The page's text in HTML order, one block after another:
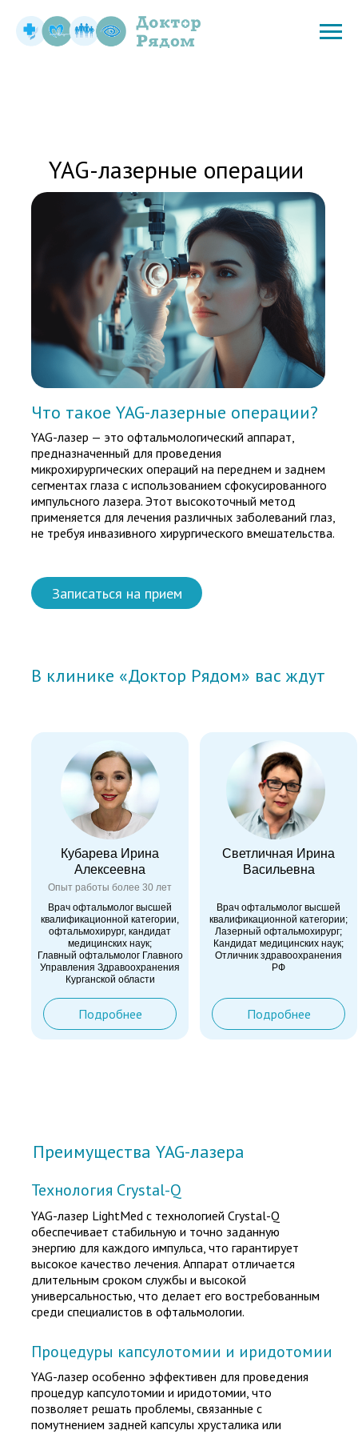
YAG-лазерные операции
В клинике «Доктор Рядом» вас ждут
YAG-лазер — это офтальмологический аппарат,
предназначенный для проведения
микрохирургических операций на переднем и заднем
сегментах глаза с использованием сфокусированного
импульсного лазера. Этот высокоточный метод
применяется для лечения различных заболеваний глаз,
не требуя инвазивного хирургического вмешательства.
Что такое YAG-лазерные операции?
Записаться на прием
Кубарева Ирина
Алексеевна
Врач офтальмолог высшей
квалификационной категории,
офтальмохирург, кандидат
медицинских наук;
Главный офтальмолог Главного
Управления Здравоохранения
Курганской области
Подробнее
Опыт работы более 30 лет
Светличная Ирина
Васильевна
Врач офтальмолог высшей
квалификационной категории;
Лазерный офтальмохирург;
Кандидат медицинских наук;
Отличник здравоохранения
РФ
Подробнее
Преимущества YAG-лазера
YAG-лазер LightMed с технологией Crystal-Q
обеспечивает стабильную и точно заданную
энергию для каждого импульса, что гарантирует
высокое качество лечения. Аппарат отличается
длительным сроком службы и высокой
универсальностью, что делает его востребованным
среди специалистов в офтальмологии.
YAG-лазер особенно эффективен для проведения
процедур капсулотомии и иридотомии, что
позволяет решать проблемы, связанные с
помутнением задней капсулы хрусталика или
Технология Crystal-Q
Процедуры капсулотомии и иридотомии